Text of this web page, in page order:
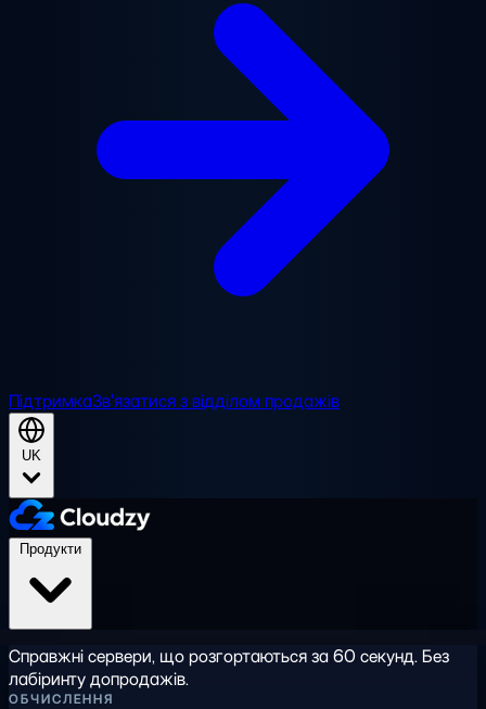
ПідтримкаЗв'язатися з відділом продажів
UK
Справжні сервери, що розгортаються за 60 секунд. Без
лабіринту допродажів.
ОБЧИСЛЕННЯ